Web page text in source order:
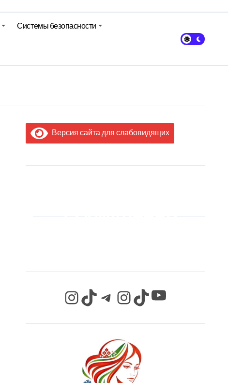
Системы безопасности
Версия сайта для слабовидящих
InstagramTikTok Telegram InstagramTikTok YouTube